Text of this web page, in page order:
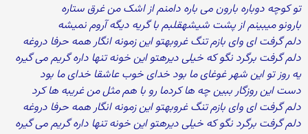
تو کوچه دوباره بارون می باره دامنم از اشک من غرق ستاره
بارونو میبینم از پشت شیشهقلبم با گریه دیگه آروم نمیشه
دلم گرفت ای وای بازم تنگ غروبهتو این زمونه انگار همه حرفا دروغه
دلم گرفت برگرد نگو که خیلی دیرهتو این خونه تنها داره گریم می گیره
یه روز تو این شهر غوغای ما بود خدای خوب عاشقا خدای ما بود
دست این روزگار ببین چه ها کردما رو با هم مثل من غریبه ها کرد
دلم گرفت ای وای بازم تنگ غروبهتو این زمونه انگار همه حرفا دروغه
دلم گرفت برگرد نگو که خیلی دیرهتو این خونه تنها داره گریم می گیره